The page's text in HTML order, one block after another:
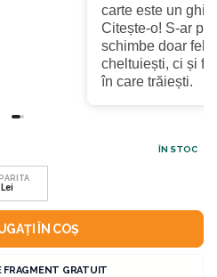
carte este un
Citește-o! S-ar
schimbe doar
cheltuiești, ci și
în care trăiești.
ÎN STOC
ÎN COȘ
FRAGMENT GRATUIT